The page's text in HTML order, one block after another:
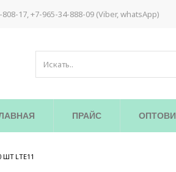
17, +7-965-34-888-09 (Viber, whatsApp)
ПРАЙС
LTE11